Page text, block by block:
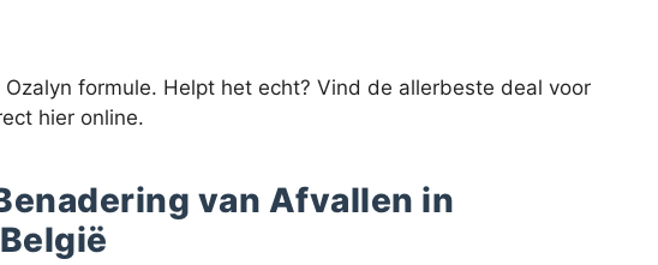
formule. Helpt het echt? Vind de allerbeste deal voor
hier online.
van Afvallen in